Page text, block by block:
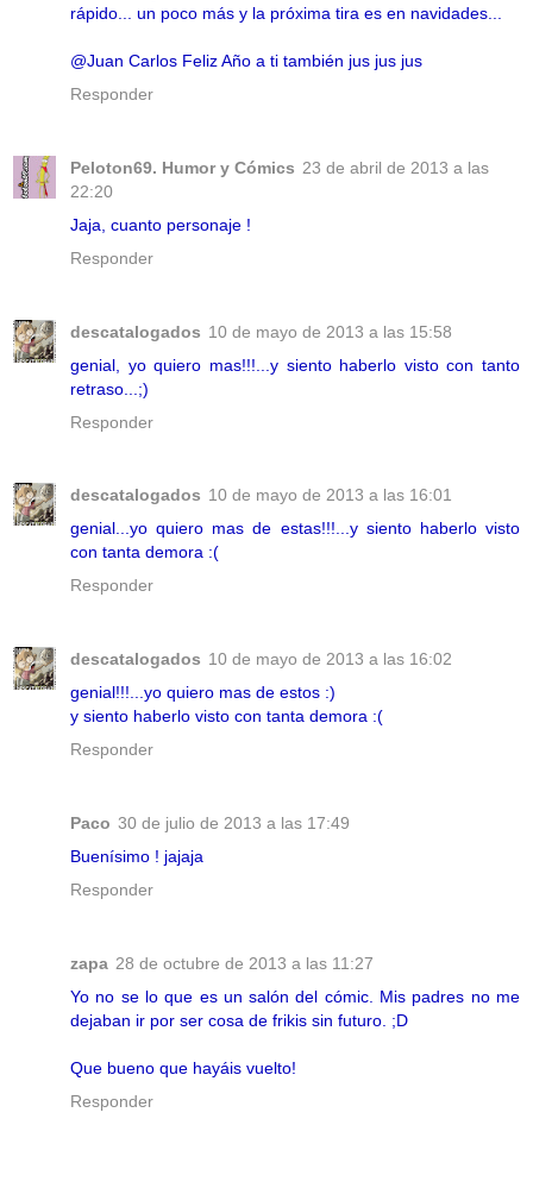
rápido... un poco más y la próxima tira es en navidades...
@Juan Carlos Feliz Año a ti también jus jus jus
Responder
Peloton69. Humor y Cómics 23 de abril de 2013 a las
22:20
Jaja, cuanto personaje !
Responder
descatalogados 10 de mayo de 2013 a las 15:58
genial, yo quiero mas!!!...y siento haberlo visto con tanto
retraso...;)
Responder
descatalogados 10 de mayo de 2013 a las 16:01
genial...yo quiero mas de estas!!!...y siento haberlo visto
con tanta demora :(
Responder
descatalogados 10 de mayo de 2013 a las 16:02
genial!!!...yo quiero mas de estos :)
y siento haberlo visto con tanta demora :(
Responder
Paco 30 de julio de 2013 a las 17:49
Buenísimo ! jajaja
Responder
zapa 28 de octubre de 2013 a las 11:27
Yo no se lo que es un salón del cómic. Mis padres no me
dejaban ir por ser cosa de frikis sin futuro. ;D
Que bueno que hayáis vuelto!
Responder